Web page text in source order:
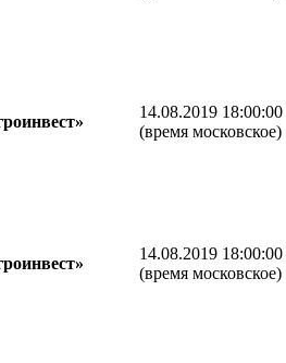
14.08.2019 18:00:00
(время московское)
14.08.2019 18:00:00
(время московское)